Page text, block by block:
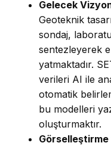
Gelecek
Geoteknik
sondaj,
sentezleyerek
yatmaktadır.
verileri AI ile
otomatik
bu modelleri
oluşturmaktır.
Görselleştirme